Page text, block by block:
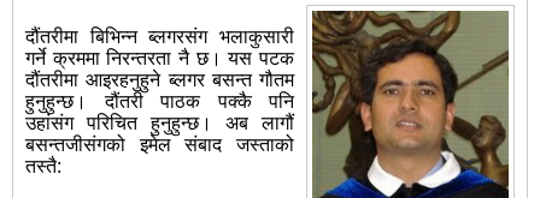
दौंतरीमा बिभिन्न ब्लगरसंग भलाकुसारी
गर्ने क्रममा निरन्तरता नै छ। यस पटक
दौंतरीमा आइरहनुहुने ब्लगर बसन्त गौतम
हुनुहुन्छ। दौंतरी पाठक पक्कै पनि
उहांसंग परिचित हुनुहुन्छ। अब लागौं
बसन्तजीसंगको इमेल संबाद जस्ताको
तस्तै: